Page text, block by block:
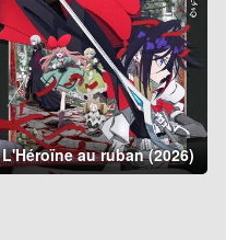
L'Héroïne au ruban (2026)